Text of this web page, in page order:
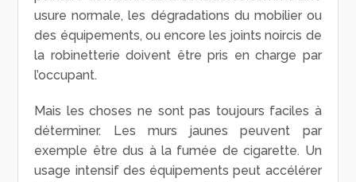
usure normale, les dégradations du mobilier ou
des équipements, ou encore les joints noircis de
la robinetterie doivent être pris en charge par
l’occupant.
Mais les choses ne sont pas toujours faciles à
déterminer. Les murs jaunes peuvent par
exemple être dus à la fumée de cigarette. Un
usage intensif des équipements peut accélérer